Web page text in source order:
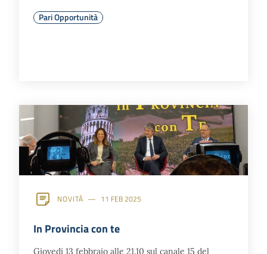
Pari Opportunità
NOVITÀ 11 FEB 2025
In Provincia con te
Giovedi 13 febbraio alle 21.10 sul canale 15 del